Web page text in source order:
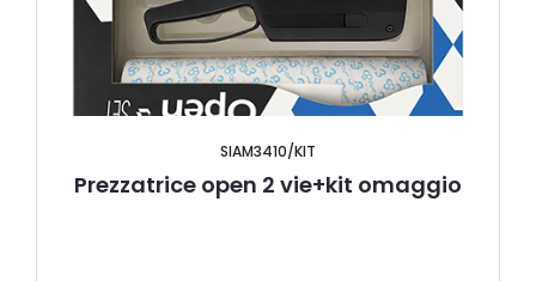
SIAM3410/KIT
Prezzatrice open 2 vie+kit omaggio